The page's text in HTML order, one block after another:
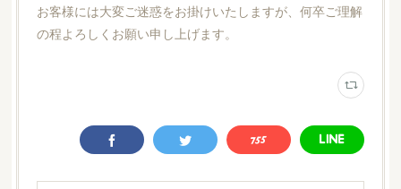
お客様には大変ご迷惑をお掛けいたしますが、何卒ご理解
の程よろしくお願い申し上げます。